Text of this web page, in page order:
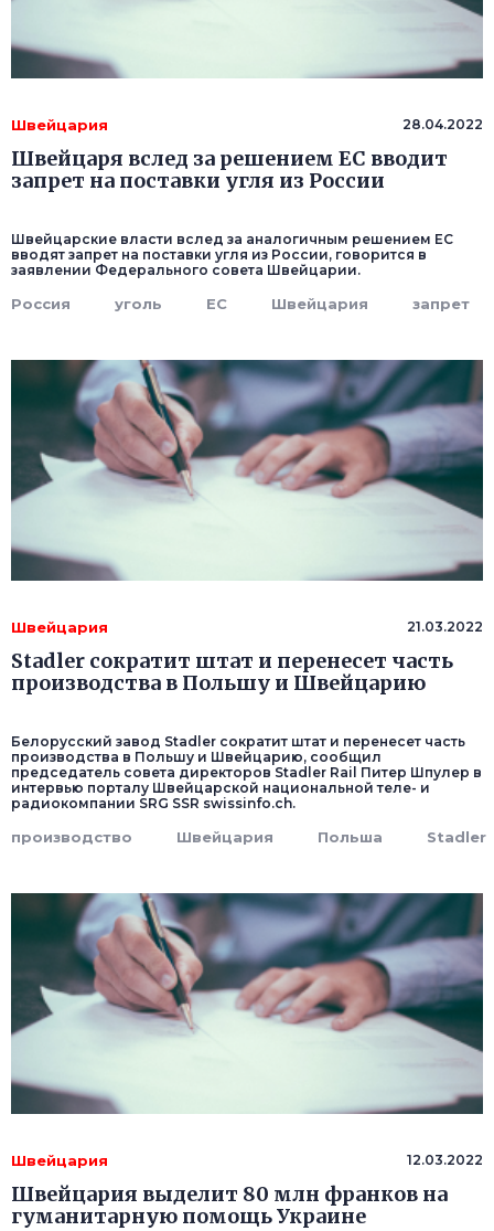
Швейцария 28.04.2022
Швейцаря вслед за решением ЕС вводит
запрет на поставки угля из России
Швейцарские власти вслед за аналогичным решением ЕС
вводят запрет на поставки угля из России, говорится в
заявлении Федерального совета Швейцарии.
Россия уголь ЕС Швейцария запрет
Швейцария 21.03.2022
Stadler сократит штат и перенесет часть
производства в Польшу и Швейцарию
Белорусский завод Stadler сократит штат и перенесет часть
производства в Польшу и Швейцарию, сообщил
председатель совета директоров Stadler Rail Питер Шпулер в
интервью порталу Швейцарской национальной теле- и
радиокомпании SRG SSR swissinfo.ch.
производство Швейцария Польша Stadler
Швейцария 12.03.2022
Швейцария выделит 80 млн франков на
гуманитарную помощь Украине